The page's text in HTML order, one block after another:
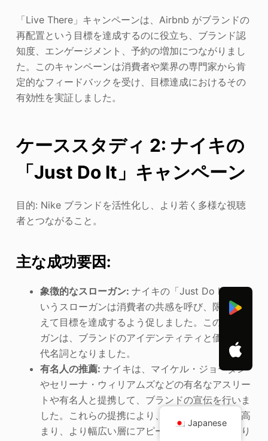
「Live There」キャンペーンは、Airbnb がブランドの
再配置という目標を達成するのに役立ち、ブランド認
知度、エンゲージメント、予約の増加につながりまし
た。このキャンペーンは消費者や業界の専門家から肯
定的なフィードバックを受け、目標達成におけるその
有効性を実証しました。
ケーススタディ 2: ナイキの
「Just Do It」キャンペーン
目的: Nike ブランドを活性化し、より若く多様な視聴
者とつながること。
主な成功要因:
象徴的なスローガン: ナイキの「Just Do It」と
いうスローガンは消費者の共感を呼び、限界を超
えて目標を達成するよう促しました。このスロー
ガンは、ブランドのアイデンティティと価値観の
代名詞となりました。
有名人の推薦: ナイキは、マイケル・ジョーダン
やセリーナ・ウィリアムズなどの有名なアスリー
トや有名人と提携して、ブランドの宣伝を行いま
した。これらの提携により、ナイキの信頼性が高
まり、より幅広い層にアピールできるようになり
Japanese